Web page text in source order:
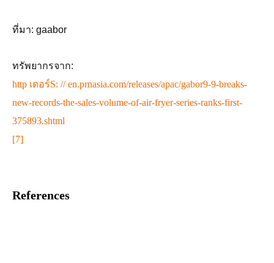
ที่มา: gaabor
ทรัพยากรจาก:
http เดอร์S: // en.prnasia.com/releases/apac/gabor9-9-breaks-
new-records-the-sales-volume-of-air-fryer-series-ranks-first-
375893.shtml
[7]
References